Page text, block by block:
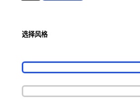
选择风格